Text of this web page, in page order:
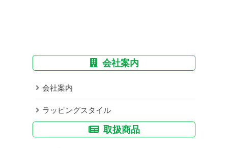
会社案内
会社案内
ラッピングスタイル
取扱商品